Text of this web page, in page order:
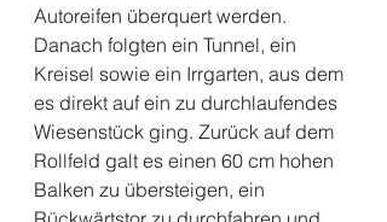
Autoreifen überquert werden.
Danach folgten ein Tunnel, ein
Kreisel sowie ein Irrgarten, aus dem
es direkt auf ein zu durchlaufendes
Wiesenstück ging. Zurück auf dem
Rollfeld galt es einen 60 cm hohen
Balken zu übersteigen, ein